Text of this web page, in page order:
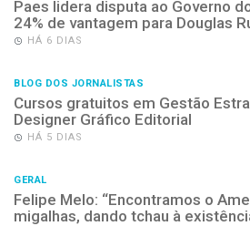
Paes lidera disputa ao Governo
24% de vantagem para Douglas
HÁ 6 DIAS
BLOG DOS JORNALISTAS
Cursos gratuitos em Gestão
Designer Gráfico Editorial
HÁ 5 DIAS
GERAL
Felipe Melo: “Encontramos o
migalhas, dando tchau à